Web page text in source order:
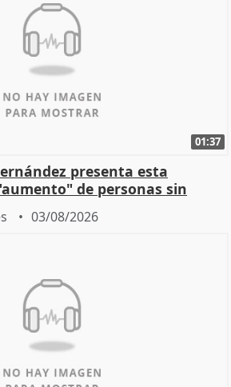
01:37
presenta esta
de personas sin
03/08/2026